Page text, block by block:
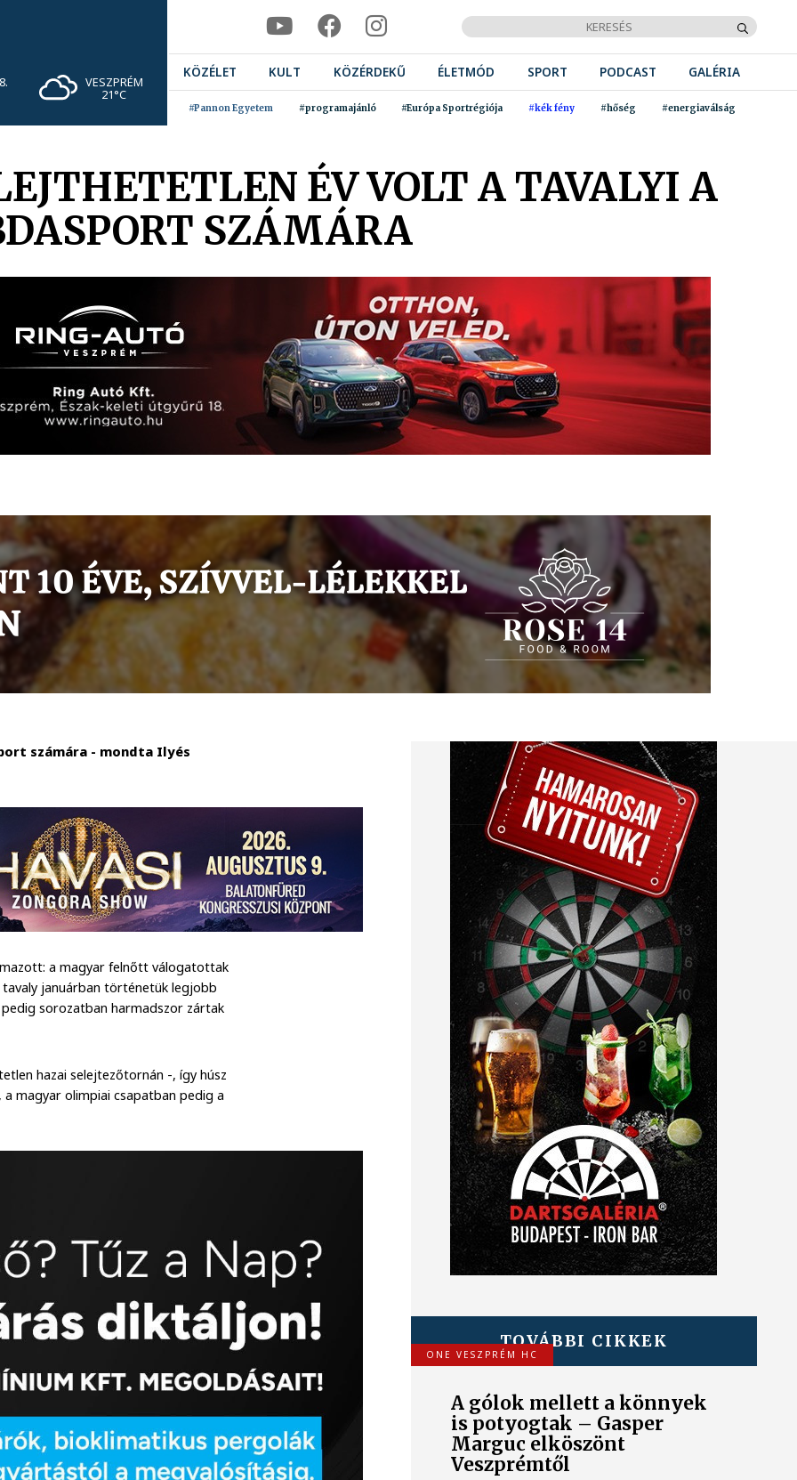
VESZPRÉM
21°C
KÖZÉLET KULT KÖZÉRDEKŰ ÉLETMÓD SPORT PODCAST GALÉRIA
#Pannon Egyetem #programajánló #Európa Sportrégiója #kék fény #hőség #energiaválság
ÉV VOLT A TAVALYI A
SZÁMÁRA
számára - mondta Ilyés
a magyar felnőtt válogatottak
januárban történetük legjobb
sorozatban harmadszor zártak
hazai selejtezőtornán -, így húsz
magyar olimpiai csapatban pedig a
TOVÁBBI CIKKEK
ONE VESZPRÉM HC
A gólok mellett a könnyek
is potyogtak – Gasper
Marguc elköszönt
Veszprémtől